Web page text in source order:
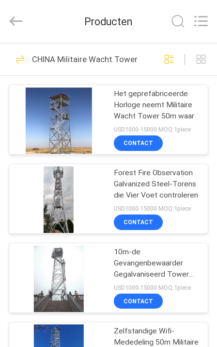
HUIS
PRODUCTEN
ONGEVEER
ONS
FABRIEKSREIS
KWALITEITSCONTROLE
CONTACTEER
ONS
VERZOEK
OM
Structure
All
Reserved.
De Toren van het
hoekstaal
50
Tubulaire Staaltoren
33
Monopole
Staaltoren
Producten
CHINA Militaire Wacht Tower
Het geprefabriceerde
Horloge neemt Militaire
Wacht Tower 50m waar
USD1000-15000 MOQ:1piece
CONTACT
Forest Fire Observation
Galvanized Steel-Torens
die Vier Voet controleren
USD1000-15000 MOQ:1piece
CONTACT
10m-de
Gevangenbewaarder
Gegalvaniseerd Tower
Hot Dip van het
Hoekstaal
USD1000-15000 MOQ:1piece
CONTACT
Zelfstandige Wifi-
Mededeling 50m Militaire